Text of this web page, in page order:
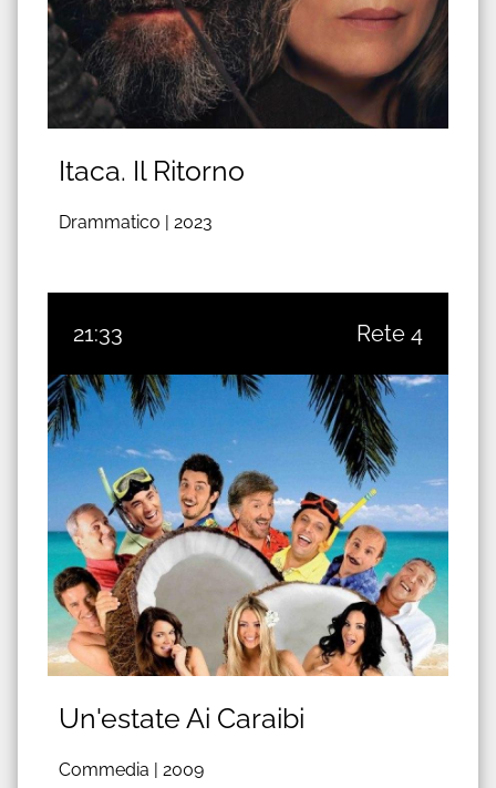
Itaca. Il Ritorno
Drammatico | 2023
21:33 Rete 4
Un'estate Ai Caraibi
Commedia | 2009